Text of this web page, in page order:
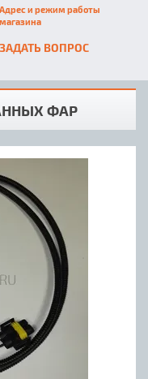
Адрес и режим работы
магазина
ЗАДАТЬ ВОПРОС
ФАР